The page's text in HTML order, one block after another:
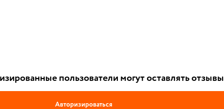
пользователи могут оставлять отзывы
Авторизироваться